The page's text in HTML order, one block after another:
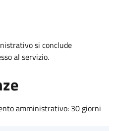
si conclude
al servizio.
amministrativo: 30 giorni